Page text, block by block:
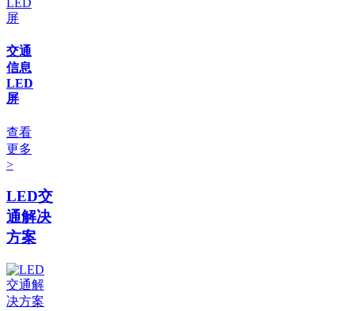
交通
信息
LED
屏
查看
更多
>
LED交
通解决
方案